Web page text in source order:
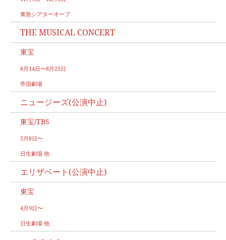
東急シアターオーブ
THE MUSICAL CONCERT
東宝
8月14日〜8月25日
帝国劇場
ニュージーズ(公演中止)
東宝/TBS
5月8日〜
日生劇場 他
エリザベート(公演中止)
東宝
4月9日〜
日生劇場 他